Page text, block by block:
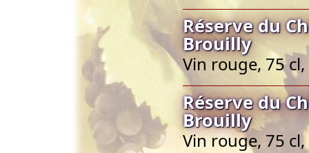
Réserve du
Brouilly
Vin rouge, 75
Réserve du
Brouilly
Vin rouge, 75